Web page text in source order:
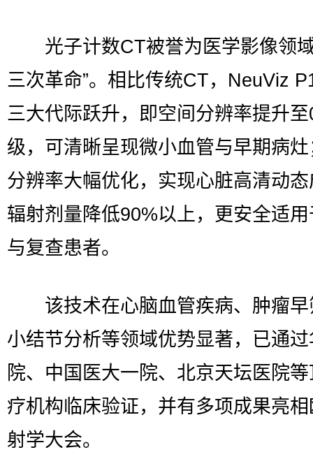
光子计数CT被誉为医学影像领域
三次革命”。相比传统CT，NeuViz
三大代际跃升，即空间分辨率提升
级，可清晰呈现微小血管与早期病
分辨率大幅优化，实现心脏高清动
辐射剂量降低90%以上，更安全适
与复查患者。
该技术在心脑血管疾病、肿瘤早
小结节分析等领域优势显著，已通
院、中国医大一院、北京天坛医院
疗机构临床验证，并有多项成果亮
射学大会。